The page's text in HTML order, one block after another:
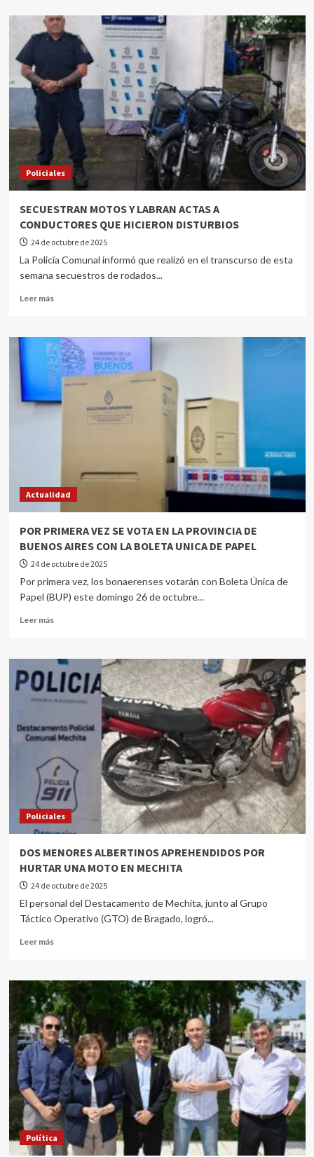
Policiales
SECUESTRAN MOTOS Y LABRAN ACTAS A
CONDUCTORES QUE HICIERON DISTURBIOS
24 de octubre de 2025
La Policía Comunal informó que realizó en el transcurso de esta
semana secuestros de rodados...
Leer más
Actualidad
POR PRIMERA VEZ SE VOTA EN LA PROVINCIA DE
BUENOS AIRES CON LA BOLETA UNICA DE PAPEL
24 de octubre de 2025
Por primera vez, los bonaerenses votarán con Boleta Única de
Papel (BUP) este domingo 26 de octubre...
Leer más
Policiales
DOS MENORES ALBERTINOS APREHENDIDOS POR
HURTAR UNA MOTO EN MECHITA
24 de octubre de 2025
El personal del Destacamento de Mechita, junto al Grupo
Táctico Operativo (GTO) de Bragado, logró...
Leer más
Política